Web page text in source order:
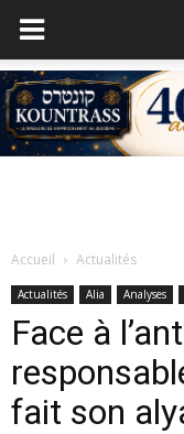
Accueil Actualités
Actualités Alia Analyses
Face à
fait son